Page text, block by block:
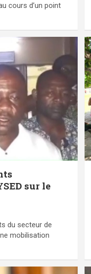
cours d’un point
sur le
du secteur de
mobilisation